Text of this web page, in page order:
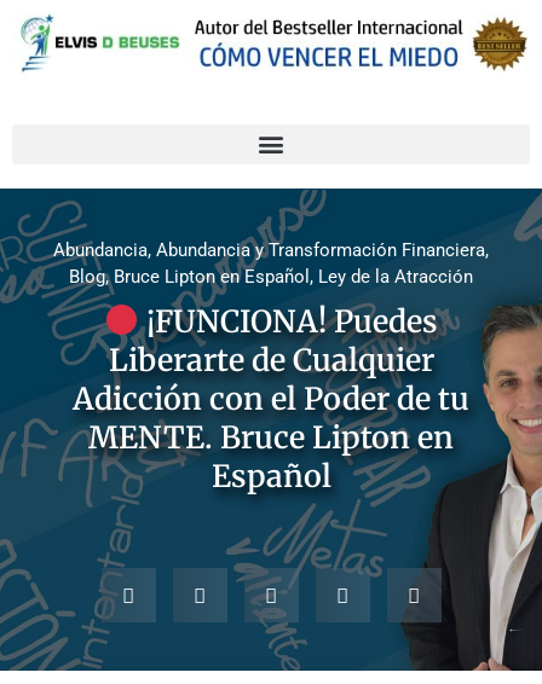
Abundancia, Abundancia y Transformación Financiera,
Blog,Bruce Lipton en Español , Ley de la Atracción
¡FUNCIONA! Puedes
Liberarte de Cualquier
Adicción con el Poder de tu
MENTE. Bruce Lipton en
Español